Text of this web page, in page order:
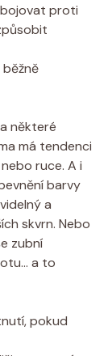
proti
běžně
některé
má tendenci
ruce. A i
barvy
a
skvrn. Nebo
zubní
a to
pokud